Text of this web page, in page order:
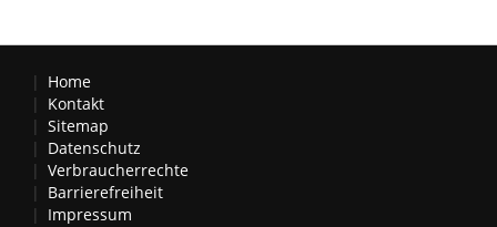
Home
Kontakt
Sitemap
Datenschutz
Verbraucherrechte
Barrierefreiheit
Impressum